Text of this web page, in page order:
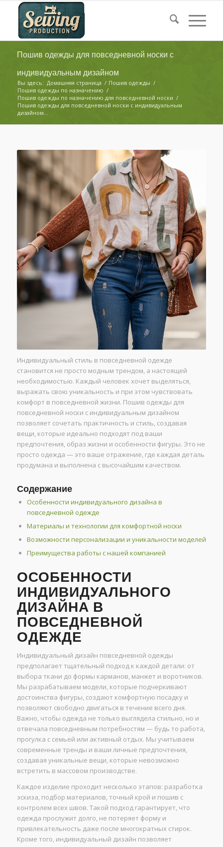
Пошив одежды для повседневной носки с
индивидуальным дизайном
Вы здесь: Домашняя страница / Пошив одежды /
Пошив одежды по назначению /
Пошив одежды по назначению для повседневной носки /
Пошив одежды для повседневной носки с индивидуальным
дизайном...
Индивидуальный стиль в повседневной одежде
становится не просто модным трендом, а настоящей
необходимостью. Каждый человек хочет выделяться,
выражать свою уникальность и при этом чувствовать
комфорт в повседневной жизни. Пошив одежды для
повседневной носки с индивидуальным дизайном
позволяет сочетать практичность и стиль, создавая
вещи, которые идеально подходят под ваши
предпочтения, образ жизни и особенности фигуры. Это не
просто одежда — это ваше отражение, где каждая деталь
продумана и выполнена с высочайшим качеством.
Содержание
Особенности индивидуального дизайна в
повседневной одежде
Материалы и технологии для комфортной носки
Возможности персонализации и уникальности моделей
Преимущества работы с нашей компанией
ОСОБЕННОСТИ
ИНДИВИДУАЛЬНОГО
ДИЗАЙНА В
ПОВСЕДНЕВНОЙ
ОДЕЖДЕ
Индивидуальный дизайн повседневной одежды
предполагает тщательный подход к каждой детали: от
выбора ткани до формы карманов, манжет и воротников.
Мы разрабатываем модели, которые подчеркивают
достоинства фигуры, создают комфортную посадку и
позволяют свободно двигаться в течение всего дня.
Важно, чтобы одежда не только выглядела стильно, но и
отвечала повседневным потребностям — будь то работа,
прогулка с семьей или активный отдых. Мы учитываем
современные тренды и ваши личные предпочтения,
создавая уникальные вещи, которые невозможно
встретить в массовом производстве.
Каждое изделие проходит несколько этапов: разработка
эскиза, подбор материалов, точный крой и пошив с
контролем всех швов. Такой подход гарантирует, что
одежда прослужит долго, не потеряет форму и
привлекательность даже после многократных стирок.
Кроме того, индивидуальный дизайн позволяет